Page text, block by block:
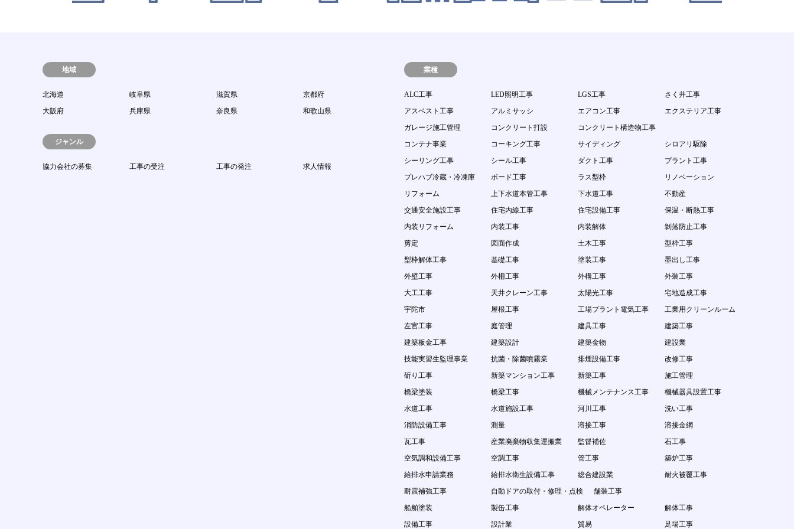
地域
北海道 岐阜県 滋賀県
京都府
大阪府
兵庫県 奈良県 和歌山県
業種
ALC工事 LED照明工事 LGS工事
さく井工事
アスベスト工事
アルミサッシ エアコン工事
エクステリア工事
ガレージ施工管理
コンクリート打設
コンクリート構造物工事
コンテナ事業
コーキング工事 サイディング
シロアリ駆除
シーリング工事
シール工事 ダクト工事
プラント工事
プレハブ冷蔵・冷凍庫
ボード工事 ラス型枠
リノベーション
リフォーム
上下水道本管工事 下水道工事
不動産
交通安全施設工事
住宅内線工事 住宅設備工事
保温・断熱工事
内装リフォーム
内装工事 内装解体
剝落防止工事
剪定
図面作成 土木工事
型枠工事
型枠解体工事
基礎工事 塗装工事
墨出し工事
外壁工事
外柵工事 外構工事
外装工事
大工工事
天井クレーン工事 太陽光工事
宅地造成工事
宇陀市
屋根工事 工場プラント電気工事
工業用クリーンルーム
左官工事
庭管理 建具工事
建築工事
建築板金工事
建築設計 建築金物
建設業
技能実習生監理事業
抗菌・除菌噴霧業 排煙設備工事
改修工事
斫り工事
新築マンション工事 新築工事
施工管理
橋梁塗装
橋梁工事 機械メンテナンス工事
機械器具設置工事
水道工事
水道施設工事 河川工事
洗い工事
消防設備工事
測量 溶接工事
溶接金網
瓦工事
産業廃棄物収集運搬業 監督補佐
石工事
空気調和設備工事
空調工事 管工事
築炉工事
給排水申請業務
給排水衛生設備工事 総合建設業
耐火被覆工事
耐震補強工事
自動ドアの取付・修理・点検
舗装工事
船舶塗装
製缶工事 解体オペレーター
解体工事
設備工事
設計業 貿易 足場工事
ジャンル
協力会社の募集 工事の受注 工事の発注 求人情報